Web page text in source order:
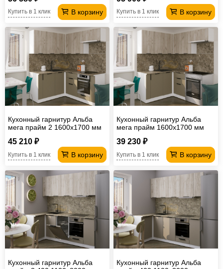
В корзину
Купить в 1 клик В корзину
Купить в 1 клик
Кухонный гарнитур Альба
мега прайм 2 1600х1700 мм
45 210 ₽
В корзину
Купить в 1 клик
Кухонный гарнитур Альба
мега прайм 1600х1700 мм
39 230 ₽
В корзину
Купить в 1 клик
Кухонный гарнитур Альба
Кухонный гарнитур Альба